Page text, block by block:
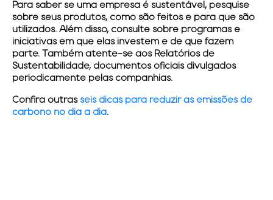
Para saber se uma empresa é sustentável, pesquise
sobre seus produtos, como são feitos e para que são
utilizados. Além disso, consulte sobre programas e
iniciativas em que elas investem e de que fazem
parte. Também atente-se aos Relatórios de
Sustentabilidade, documentos oficiais divulgados
periodicamente pelas companhias.
Confira outras seis dicas para reduzir as emissões de
carbono no dia a dia.